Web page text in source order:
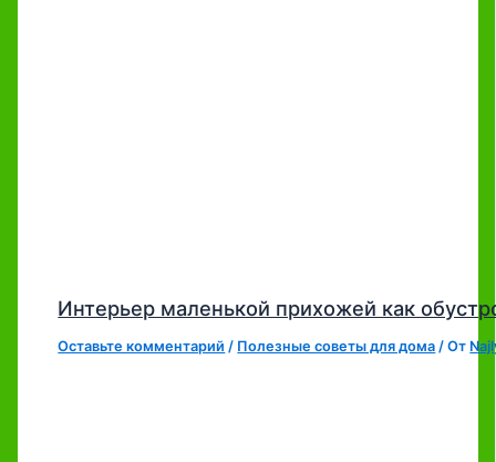
Интерьер маленькой прихожей как
Оставьте комментарий / Полезные советы для дома / От